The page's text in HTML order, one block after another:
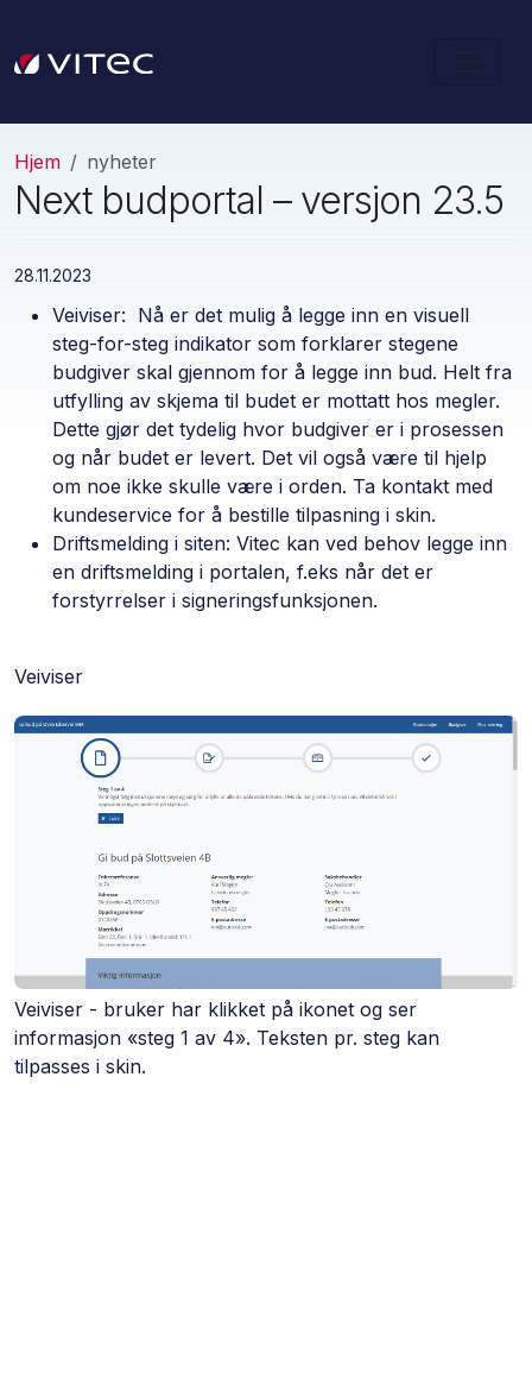
Hjem nyheter
Next budportal – versjon 23.5
28.11.2023
Veiviser: Nå er det mulig å legge inn en visuell
steg-for-steg indikator som forklarer stegene
budgiver skal gjennom for å legge inn bud. Helt fra
utfylling av skjema til budet er mottatt hos megler.
Dette gjør det tydelig hvor budgiver er i prosessen
og når budet er levert. Det vil også være til hjelp
om noe ikke skulle være i orden. Ta kontakt med
kundeservice for å bestille tilpasning i skin.
Driftsmelding i siten: Vitec kan ved behov legge inn
en driftsmelding i portalen, f.eks når det er
forstyrrelser i signeringsfunksjonen.
Veiviser
Veiviser - bruker har klikket på ikonet og ser
informasjon «steg 1 av 4». Teksten pr. steg kan
tilpasses i skin.